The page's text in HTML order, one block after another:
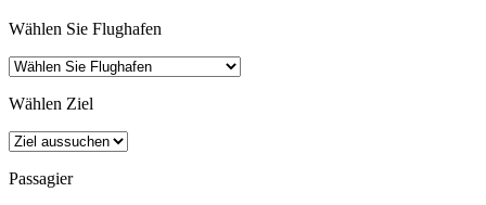
Wählen Sie Flughafen
Wählen Ziel
Passagier